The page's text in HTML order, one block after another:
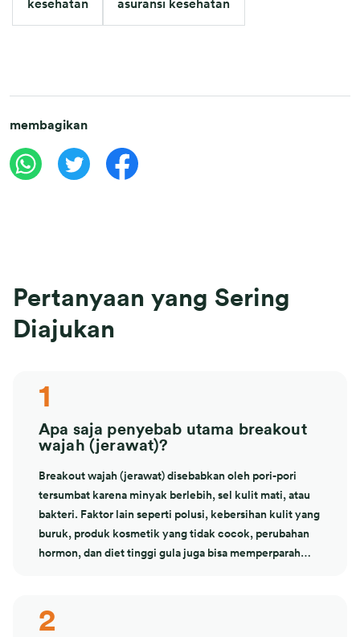
kesehatan asuransi kesehatan
membagikan
Pertanyaan yang Sering
Diajukan
1
Apa saja penyebab utama breakout
wajah (jerawat)?
Breakout wajah (jerawat) disebabkan oleh pori-pori
tersumbat karena minyak berlebih, sel kulit mati, atau
bakteri. Faktor lain seperti polusi, kebersihan kulit yang
buruk, produk kosmetik yang tidak cocok, perubahan
hormon, dan diet tinggi gula juga bisa memperparah
2